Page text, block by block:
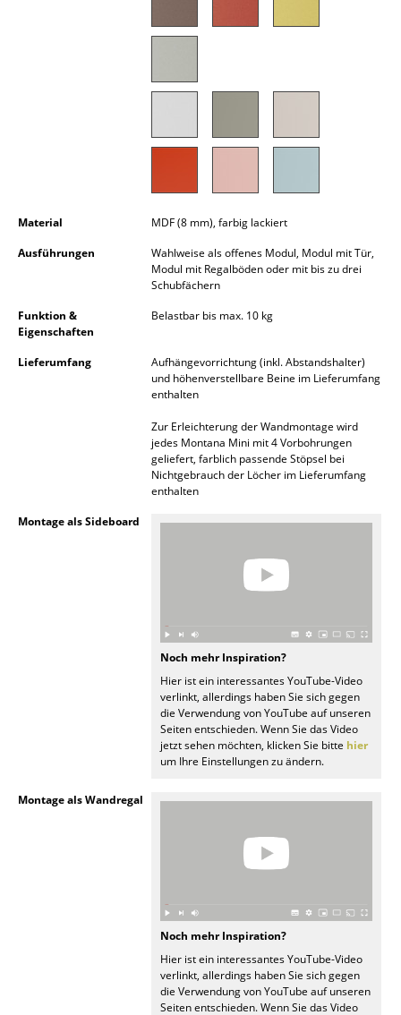
Stehleuchten & Leseleuchten
Outdoor-Leuchten
Akkuleuchten
... alle Leuchten
Betten
Nachttische & Bettzubehör
... alle Betten
Figuren & Miniaturen
Material
MDF (8 mm), farbig lackiert
Ausführungen
Wahlweise als offenes Modul, Modul mit Tür,
Modul mit Regalböden oder mit bis zu drei
Schubfächern
Funktion &
Eigenschaften
Belastbar bis max. 10 kg
Lieferumfang
Aufhängevorrichtung (inkl. Abstandshalter)
und höhenverstellbare Beine im Lieferumfang
enthalten
Zur Erleichterung der Wandmontage wird
jedes Montana Mini mit 4 Vorbohrungen
geliefert, farblich passende Stöpsel bei
Nichtgebrauch der Löcher im Lieferumfang
enthalten
Montage als Sideboard
Noch mehr Inspiration?
Hier ist ein interessantes YouTube-Video
verlinkt, allerdings haben Sie sich gegen
die Verwendung von YouTube auf unseren
Seiten entschieden. Wenn Sie das Video
jetzt sehen möchten, klicken Sie bitte hier
um Ihre Einstellungen zu ändern.
Montage als Wandregal
Noch mehr Inspiration?
Hier ist ein interessantes YouTube-Video
verlinkt, allerdings haben Sie sich gegen
die Verwendung von YouTube auf unseren
Seiten entschieden. Wenn Sie das Video